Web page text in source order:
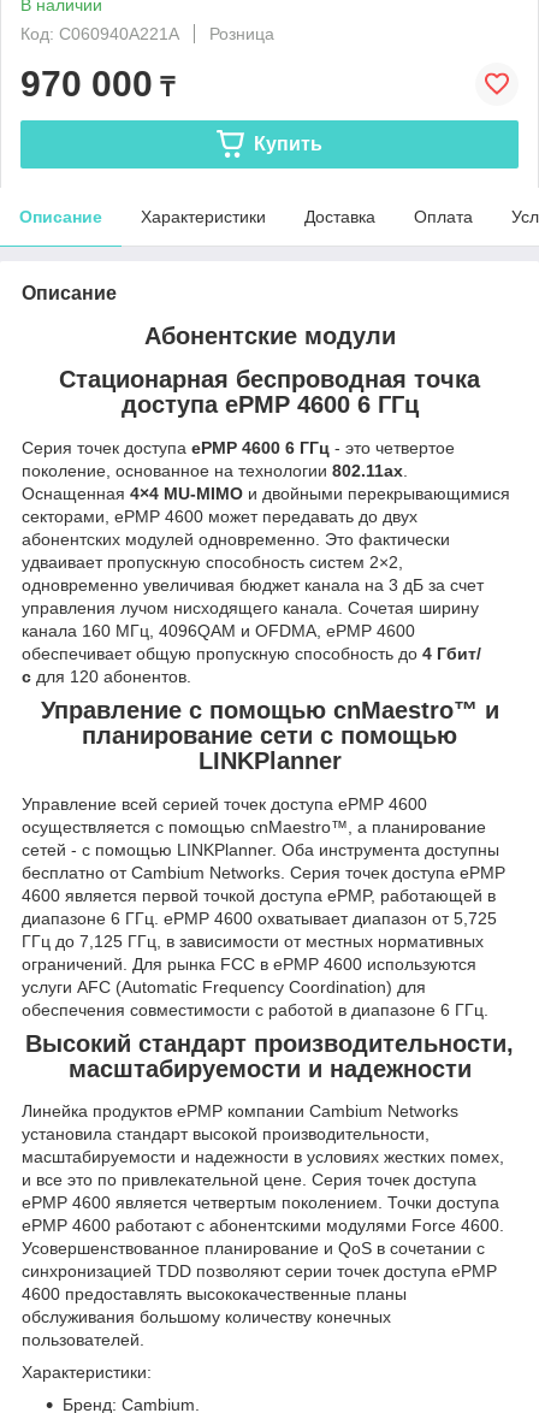
В наличии
Код: C060940A221A
Розница
970 000 ₸
Купить
Описание Характеристики Доставка Оплата
Описание
Абонентские модули
Стационарная беспроводная точка
доступа ePMP 4600 6 ГГц
Серия точек доступа ePMP 4600 6 ГГц - это четвертое
поколение, основанное на технологии 802.11ax
Оснащенная 4×4 MU-MIMO и двойными перекрывающимися
секторами, ePMP 4600 может передавать до двух
абонентских модулей одновременно. Это фактически
удваивает пропускную способность систем 2×2,
одновременно увеличивая бюджет канала на 3 дБ за счет
управления лучом нисходящего канала. Сочетая ширину
канала 160 МГц, 4096QAM и OFDMA, ePMP 4600
обеспечивает общую пропускную способность до 4 Гбит/
с для 120 абонентов.
Управление с помощью cnMaestro™ и
планирование сети с помощью
LINKPlanner
Управление всей серией точек доступа ePMP 4600
осуществляется с помощью cnMaestro™, а планирование
сетей - с помощью LINKPlanner. Оба инструмента доступны
бесплатно от Cambium Networks. Серия точек доступа ePMP
4600 является первой точкой доступа ePMP, работающей в
диапазоне 6 ГГц. ePMP 4600 охватывает диапазон от 5,725
ГГц до 7,125 ГГц, в зависимости от местных нормативных
ограничений. Для рынка FCC в ePMP 4600 используются
услуги AFC (Automatic Frequency Coordination) для
обеспечения совместимости с работой в диапазоне 6 ГГц.
Высокий стандарт производительности,
масштабируемости и надежности
Линейка продуктов ePMP компании Cambium Networks
установила стандарт высокой производительности,
масштабируемости и надежности в условиях жестких помех,
и все это по привлекательной цене. Серия точек доступа
ePMP 4600 является четвертым поколением. Точки доступа
ePMP 4600 работают с абонентскими модулями Force 4600.
Усовершенствованное планирование и QoS в сочетании с
синхронизацией TDD позволяют серии точек доступа ePMP
4600 предоставлять высококачественные планы
обслуживания большому количеству конечных
пользователей.
Характеристики:
Бренд: Cambium.